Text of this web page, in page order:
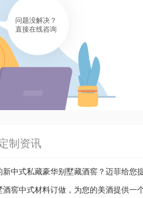
问题没解决？
直接在线咨询
制资讯
新中式私藏豪华别墅藏酒窖？迈菲给您
酒窖中式材料订做，为您的美酒提供一